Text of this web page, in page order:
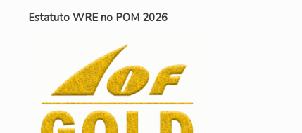
Estatuto WRE no POM 2026